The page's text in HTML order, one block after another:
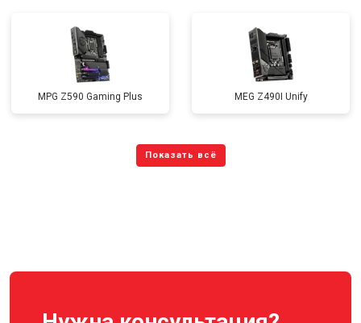
MPG Z590 Gaming Plus MEG Z490I Unify